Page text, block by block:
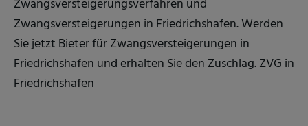
Zwangsversteigerungsverfahren und
Zwangsversteigerungen in Friedrichshafen. Werden
Sie jetzt Bieter für Zwangsversteigerungen in
Friedrichshafen und erhalten Sie den Zuschlag. ZVG in
Friedrichshafen